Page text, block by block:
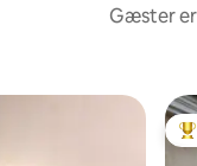
Gæster